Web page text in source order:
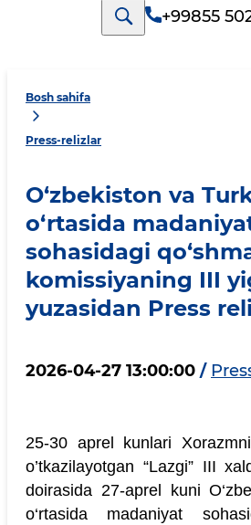
+99855
Bosh sahifa
Press-relizlar
O‘zbekiston va
o‘rtasida
sohasidagi
komissiyaning III
yuzasidan Press
2026-04-27 13:00:00 /
25-30 aprel kunlari
o’tkazilayotgan “Lazgi” III
doirasida 27-aprel kuni
o‘rtasida madaniyat